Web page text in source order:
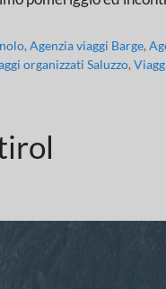
,Agenzia viaggi Barge,
organizzati Saluzzo,